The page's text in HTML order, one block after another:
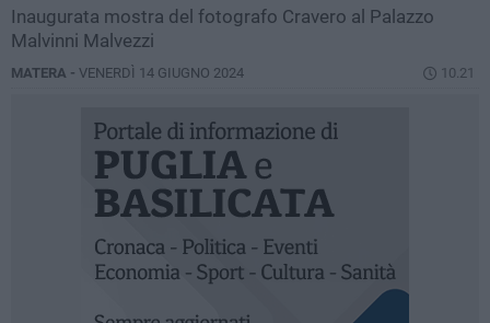
Inaugurata mostra del fotografo Cravero al Palazzo
Malvinni Malvezzi
MATERA - VENERDÌ 14 GIUGNO 2024 10.21